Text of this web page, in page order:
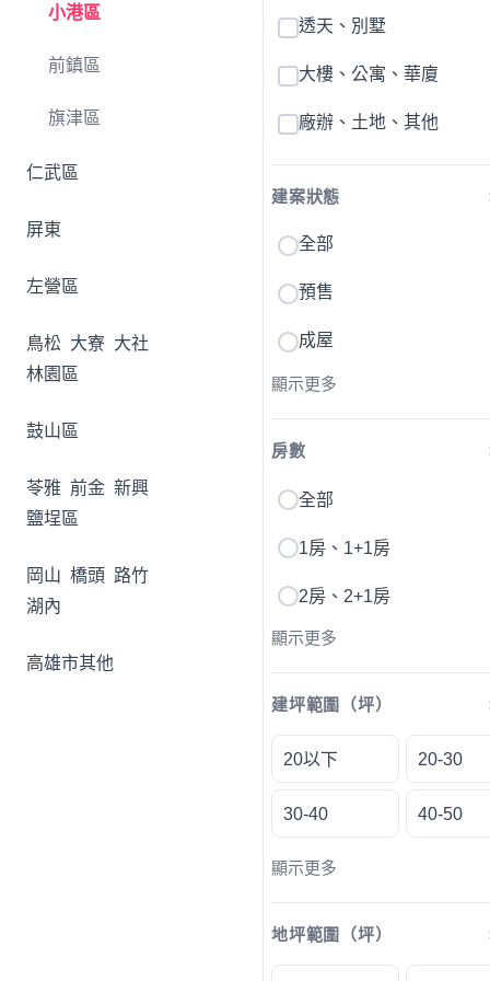
小港區
前鎮區
旗津區
仁武區
屏東
左營區
鳥松 大寮 大社
林園區
鼓山區
苓雅 前金 新興
鹽埕區
岡山 橋頭 路竹
湖內
高雄市其他
透天、別墅
大樓、公寓、華廈
廠辦、土地、其他
建案狀態
全部
預售
成屋
顯示更多
房數
全部
1房、1+1房
2房、2+1房
顯示更多
建坪範圍（坪）
20以下 20-30
30-40 40-50
顯示更多
地坪範圍（坪）